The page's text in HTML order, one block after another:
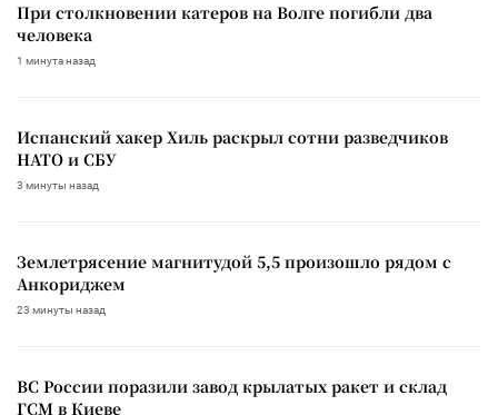
При столкновении катеров на Волге погибли два
человека
1 минута назад
Испанский хакер Хиль раскрыл сотни разведчиков
НАТО и СБУ
3 минуты назад
Землетрясение магнитудой 5,5 произошло рядом с
Анкориджем
23 минуты назад
ВС России поразили завод крылатых ракет и склад
ГСМ в Киеве